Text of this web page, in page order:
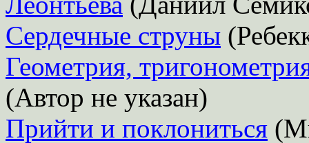
Сердечные струны
Геометрия,
(Автор не указан)
Прийти и поклониться